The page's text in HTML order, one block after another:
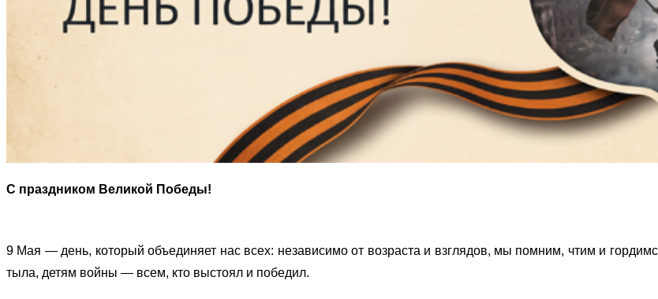
С праздником Великой Победы!
9 Мая — день, который объединяет нас всех: независимо от возраста и взглядов, мы помним, чтим и
тыла, детям войны — всем, кто выстоял и победил.